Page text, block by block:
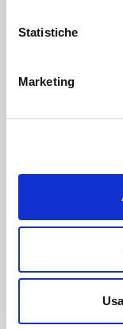
Statistiche
Marketing